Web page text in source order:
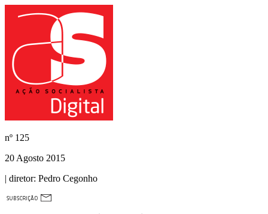
nº 125
20 Agosto 2015
| diretor: Pedro Cegonho